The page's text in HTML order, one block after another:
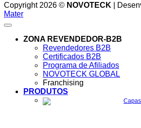
Copyright 2026 © NOVOTECK |
Mater
ZONA REVENDEDOR-B2B
Revendedores B2B
Certificados B2B
Programa de Afiliados
NOVOTECK GLOBAL
Franchising
PRODUTOS